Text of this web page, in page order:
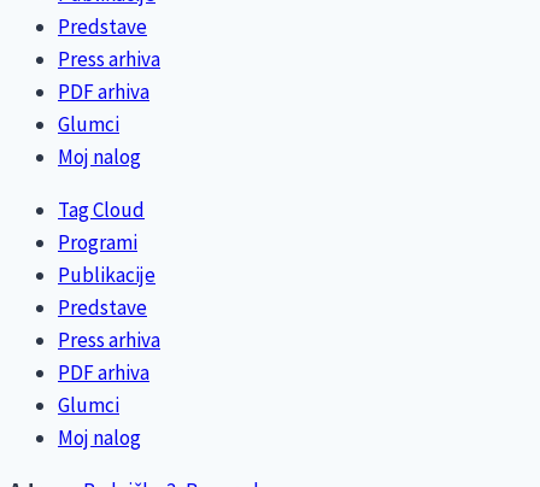
Predstave
Press arhiva
PDF arhiva
Glumci
Moj nalog
Tag Cloud
Programi
Publikacije
Predstave
Press arhiva
PDF arhiva
Glumci
Moj nalog